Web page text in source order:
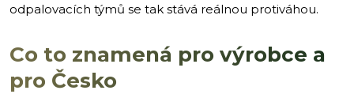
odpalovacích týmů se tak stává reálnou protiváhou.
Co to znamená pro výrobce a
pro Česko